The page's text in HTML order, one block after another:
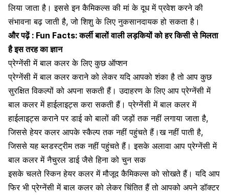
लिया जाता है। इससे इन कैमिकल्स कीमां के दूधमें प्रवेश करने की
संभावना बढ़ जाती है, जो शिशु के लिए नुकसानदायक हो सकता है।
और पढ़ें : Fun Facts: कर्ली बालों वाली लड़कियों को हर किसी से मिलता
है इस तरह का ज्ञान
प्रेग्नेंसी में बाल कलर के लिए कुछ ऑप्शन
प्रेग्नेंसी में बाल कलर कराने को लेकर यदि आपको शंका है तो आप कुछ
सुरक्षित विकल्पों को अपना सकती हैं। उदाहरण के लिए आप प्रेग्नेंसी में
बाल कलर मेंहाईलाइट्स करा सकती हैं। प्रेग्नेंसी में बाल कलर में
हाईलाइट्स कराने पर डाई को बालों की जड़ों तक नहीं लगाया जाता है,
जिससे हेयर कलर आपके स्कैल्प तक नहीं पहुंचते हैं।ख नहीं पाती है,
जिससे यह ब्लडस्ट्रीम तक नहीं पहुंचते हैं। इसके अलावा आप प्रेग्नेंसी में
बाल कलर में नैचुरल डाई जैसे हिना को चुन सक
इसके चलतेस्किन हेयर कलर में मौजूद कैमिकल्स को सोखते हैं। यदि आप
फिर भी प्रेग्नेंसी में बाल कलर को लेकर चिंतित हैं तो आपको अपने डॉक्टर